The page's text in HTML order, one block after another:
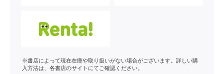
※書店によって現在在庫や取り扱いがない場合がございます。詳しい購
入方法は、各書店のサイトにてご確認ください。